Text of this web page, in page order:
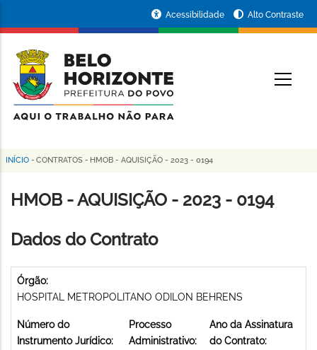
conteúdo
principal
da
Prefeitura
de
Horizonte
Acessibilidade Alto Contraste
Trilha
de
INÍCIO - CONTRATOS - HMOB - AQUISIÇÃO - 2023 - 0194
HMOB - AQUISIÇÃO - 2023 - 0194
Dados do Contrato
Órgão:
HOSPITAL METROPOLITANO ODILON BEHRENS
Número do
Instrumento Jurídico:
Processo
Administrativo:
Ano da Assinatura
do Contrato: